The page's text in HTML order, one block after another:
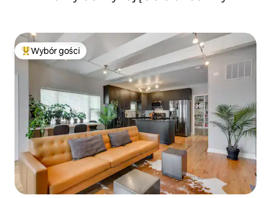
Najpopularniejsze z kategorii Wybór gości
Wybór gości